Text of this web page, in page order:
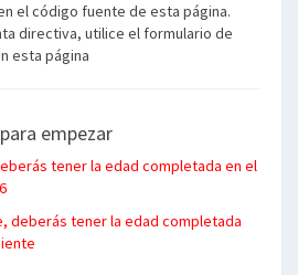
el código fuente de esta página.
directiva, utilice el formulario de
esta página
empezar
tener la edad completada en el
deberás tener la edad completada